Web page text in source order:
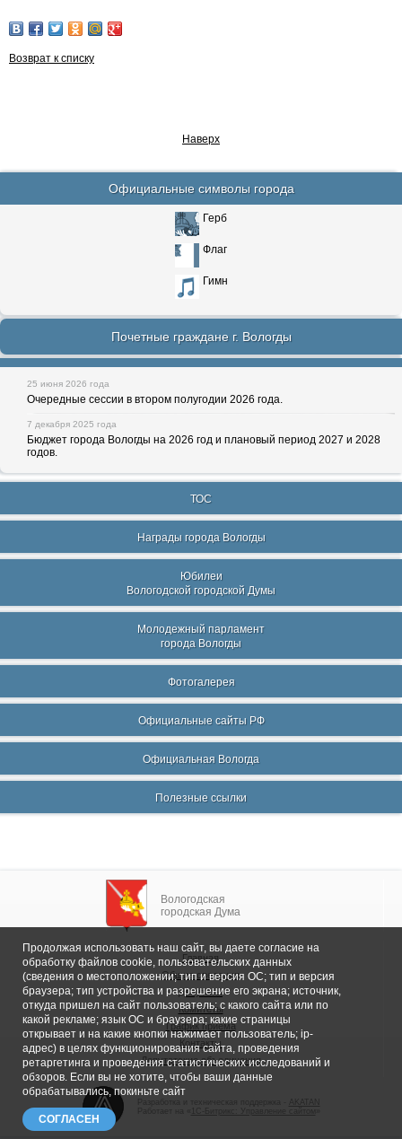
Возврат к списку
Наверх
Официальные символы города
Герб
Флаг
Гимн
Почетные граждане г. Вологды
25 июня 2026 года
Очередные сессии в втором полугодии 2026 года.
7 декабря 2025 года
Бюджет города Вологды на 2026 год и плановый период 2027 и 2028
годов.
ТОС
Награды города Вологды
Юбилеи
Вологодской городской Думы
Молодежный парламент
города Вологды
Фотогалерея
Официальные сайты РФ
Официальная Вологда
Полезные ссылки
Вологодская
городская Дума
Главная
Общие сведения
Депутаты
Комитеты
График приема
Контакты
Депутатские объединения
1С-Битрикс: Управление сайтом
Продолжая использовать наш сайт, вы даете согласие на
обработку файлов cookie, пользовательских данных
(сведения о местоположении; тип и версия ОС; тип и версия
браузера; тип устройства и разрешение его экрана; источник,
откуда пришел на сайт пользователь; с какого сайта или по
какой рекламе; язык ОС и браузера; какие страницы
открывает и на какие кнопки нажимает пользователь; ip-
адрес) в целях функционирования сайта, проведения
ретаргетинга и проведения статистических исследований и
обзоров. Если вы не хотите, чтобы ваши данные
обрабатывались, покиньте сайт
СОГЛАСЕН